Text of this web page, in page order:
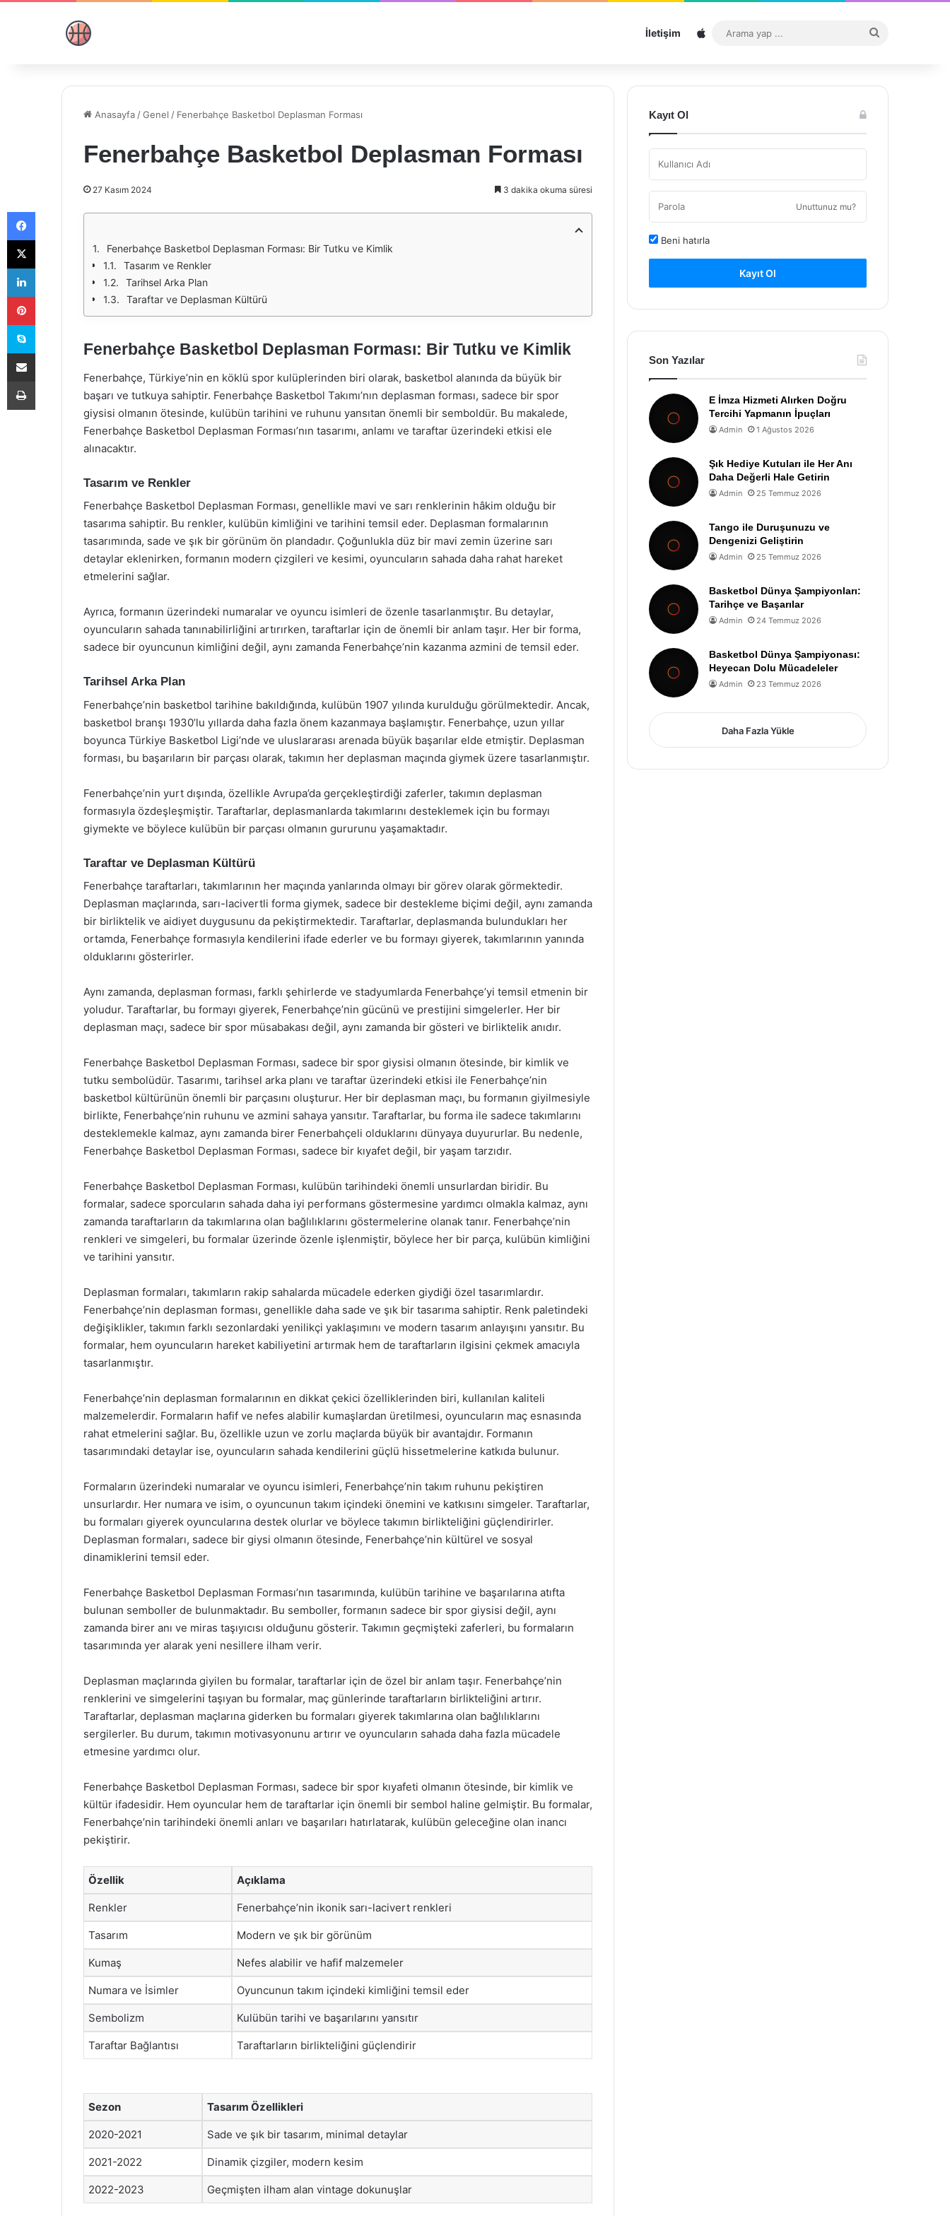
İletişim Sitemap
...
Anasayfa /Genel / Fenerbahçe Basketbol Deplasman Forması
Fenerbahçe Basketbol Deplasman Forması
27 Kasım 2024 3 dakika okuma süresi
Fenerbahçe Basketbol Deplasman Forması: Bir Tutku ve Kimlik
Tasarım ve Renkler
Tarihsel Arka Plan
Taraftar ve Deplasman Kültürü
Fenerbahçe Basketbol Deplasman Forması: Bir Tutku ve Kimlik
Fenerbahçe, Türkiye’nin en köklü spor kulüplerinden biri olarak, basketbol alanında da büyük bir
başarı ve tutkuya sahiptir. Fenerbahçe Basketbol Takımı’nın deplasman forması, sadece bir spor
giysisi olmanın ötesinde, kulübün tarihini ve ruhunu yansıtan önemli bir semboldür. Bu makalede,
Fenerbahçe Basketbol Deplasman Forması’nın tasarımı, anlamı ve taraftar üzerindeki etkisi ele
alınacaktır.
Tasarım ve Renkler
Fenerbahçe Basketbol Deplasman Forması, genellikle mavi ve sarı renklerinin hâkim olduğu bir
tasarıma sahiptir. Bu renkler, kulübün kimliğini ve tarihini temsil eder. Deplasman formalarının
tasarımında, sade ve şık bir görünüm ön plandadır. Çoğunlukla düz bir mavi zemin üzerine sarı
detaylar eklenirken, formanın modern çizgileri ve kesimi, oyuncuların sahada daha rahat hareket
etmelerini sağlar.
Ayrıca, formanın üzerindeki numaralar ve oyuncu isimleri de özenle tasarlanmıştır. Bu detaylar,
oyuncuların sahada tanınabilirliğini artırırken, taraftarlar için de önemli bir anlam taşır. Her bir forma,
sadece bir oyuncunun kimliğini değil, aynı zamanda Fenerbahçe’nin kazanma azmini de temsil eder.
Tarihsel Arka Plan
Fenerbahçe’nin basketbol tarihine bakıldığında, kulübün 1907 yılında kurulduğu görülmektedir. Ancak,
basketbol branşı 1930’lu yıllarda daha fazla önem kazanmaya başlamıştır. Fenerbahçe, uzun yıllar
boyunca Türkiye Basketbol Ligi’nde ve uluslararası arenada büyük başarılar elde etmiştir. Deplasman
forması, bu başarıların bir parçası olarak, takımın her deplasman maçında giymek üzere tasarlanmıştır.
Fenerbahçe’nin yurt dışında, özellikle Avrupa’da gerçekleştirdiği zaferler, takımın deplasman
formasıyla özdeşleşmiştir. Taraftarlar, deplasmanlarda takımlarını desteklemek için bu formayı
giymekte ve böylece kulübün bir parçası olmanın gururunu yaşamaktadır.
Taraftar ve Deplasman Kültürü
Fenerbahçe taraftarları, takımlarının her maçında yanlarında olmayı bir görev olarak görmektedir.
Deplasman maçlarında, sarı-lacivertli forma giymek, sadece bir destekleme biçimi değil, aynı zamanda
bir birliktelik ve aidiyet duygusunu da pekiştirmektedir. Taraftarlar, deplasmanda bulundukları her
ortamda, Fenerbahçe formasıyla kendilerini ifade ederler ve bu formayı giyerek, takımlarının yanında
olduklarını gösterirler.
Aynı zamanda, deplasman forması, farklı şehirlerde ve stadyumlarda Fenerbahçe’yi temsil etmenin bir
yoludur. Taraftarlar, bu formayı giyerek, Fenerbahçe’nin gücünü ve prestijini simgelerler. Her bir
deplasman maçı, sadece bir spor müsabakası değil, aynı zamanda bir gösteri ve birliktelik anıdır.
Fenerbahçe Basketbol Deplasman Forması, sadece bir spor giysisi olmanın ötesinde, bir kimlik ve
tutku sembolüdür. Tasarımı, tarihsel arka planı ve taraftar üzerindeki etkisi ile Fenerbahçe’nin
basketbol kültürünün önemli bir parçasını oluşturur. Her bir deplasman maçı, bu formanın giyilmesiyle
birlikte, Fenerbahçe’nin ruhunu ve azmini sahaya yansıtır. Taraftarlar, bu forma ile sadece takımlarını
desteklemekle kalmaz, aynı zamanda birer Fenerbahçeli olduklarını dünyaya duyururlar. Bu nedenle,
Fenerbahçe Basketbol Deplasman Forması, sadece bir kıyafet değil, bir yaşam tarzıdır.
Fenerbahçe Basketbol Deplasman Forması, kulübün tarihindeki önemli unsurlardan biridir. Bu
formalar, sadece sporcuların sahada daha iyi performans göstermesine yardımcı olmakla kalmaz, aynı
zamanda taraftarların da takımlarına olan bağlılıklarını göstermelerine olanak tanır. Fenerbahçe’nin
renkleri ve simgeleri, bu formalar üzerinde özenle işlenmiştir, böylece her bir parça, kulübün kimliğini
ve tarihini yansıtır.
Deplasman formaları, takımların rakip sahalarda mücadele ederken giydiği özel tasarımlardır.
Fenerbahçe’nin deplasman forması, genellikle daha sade ve şık bir tasarıma sahiptir. Renk paletindeki
değişiklikler, takımın farklı sezonlardaki yenilikçi yaklaşımını ve modern tasarım anlayışını yansıtır. Bu
formalar, hem oyuncuların hareket kabiliyetini artırmak hem de taraftarların ilgisini çekmek amacıyla
tasarlanmıştır.
Fenerbahçe’nin deplasman formalarının en dikkat çekici özelliklerinden biri, kullanılan kaliteli
malzemelerdir. Formaların hafif ve nefes alabilir kumaşlardan üretilmesi, oyuncuların maç esnasında
rahat etmelerini sağlar. Bu, özellikle uzun ve zorlu maçlarda büyük bir avantajdır. Formanın
tasarımındaki detaylar ise, oyuncuların sahada kendilerini güçlü hissetmelerine katkıda bulunur.
Formaların üzerindeki numaralar ve oyuncu isimleri, Fenerbahçe’nin takım ruhunu pekiştiren
unsurlardır. Her numara ve isim, o oyuncunun takım içindeki önemini ve katkısını simgeler. Taraftarlar,
bu formaları giyerek oyuncularına destek olurlar ve böylece takımın birlikteliğini güçlendirirler.
Deplasman formaları, sadece bir giysi olmanın ötesinde, Fenerbahçe’nin kültürel ve sosyal
dinamiklerini temsil eder.
Fenerbahçe Basketbol Deplasman Forması’nın tasarımında, kulübün tarihine ve başarılarına atıfta
bulunan semboller de bulunmaktadır. Bu semboller, formanın sadece bir spor giysisi değil, aynı
zamanda birer anı ve miras taşıyıcısı olduğunu gösterir. Takımın geçmişteki zaferleri, bu formaların
tasarımında yer alarak yeni nesillere ilham verir.
Deplasman maçlarında giyilen bu formalar, taraftarlar için de özel bir anlam taşır. Fenerbahçe’nin
renklerini ve simgelerini taşıyan bu formalar, maç günlerinde taraftarların birlikteliğini artırır.
Taraftarlar, deplasman maçlarına giderken bu formaları giyerek takımlarına olan bağlılıklarını
sergilerler. Bu durum, takımın motivasyonunu artırır ve oyuncuların sahada daha fazla mücadele
etmesine yardımcı olur.
Fenerbahçe Basketbol Deplasman Forması, sadece bir spor kıyafeti olmanın ötesinde, bir kimlik ve
kültür ifadesidir. Hem oyuncular hem de taraftarlar için önemli bir sembol haline gelmiştir. Bu formalar,
Fenerbahçe’nin tarihindeki önemli anları ve başarıları hatırlatarak, kulübün geleceğine olan inancı
pekiştirir.
Özellik Açıklama
Renkler Fenerbahçe’nin ikonik sarı-lacivert renkleri
Tasarım Modern ve şık bir görünüm
Kumaş Nefes alabilir ve hafif malzemeler
Numara ve İsimler Oyuncunun takım içindeki kimliğini temsil eder
Sembolizm Kulübün tarihi ve başarılarını yansıtır
Taraftar Bağlantısı Taraftarların birlikteliğini güçlendirir
Sezon Tasarım Özellikleri
2020-2021 Sade ve şık bir tasarım, minimal detaylar
2021-2022 Dinamik çizgiler, modern kesim
2022-2023 Geçmişten ilham alan vintage dokunuşlar
Kayıt Ol
Unuttunuz mu?
Beni hatırla
Kayıt Ol
Son Yazılar
E İmza Hizmeti Alırken Doğru
Tercihi Yapmanın İpuçları
Admin 1 Ağustos 2026
Şık Hediye Kutuları ile Her Anı
Daha Değerli Hale Getirin
Admin 25 Temmuz 2026
Tango ile Duruşunuzu ve
Dengenizi Geliştirin
Admin 25 Temmuz 2026
Basketbol Dünya Şampiyonları:
Tarihçe ve Başarılar
Admin 24 Temmuz 2026
Basketbol Dünya Şampiyonası:
Heyecan Dolu Mücadeleler
Admin 23 Temmuz 2026
Daha Fazla Yükle
Facebook
X
LinkedIn
Pinterest
Skype
E-Posta ile paylaş